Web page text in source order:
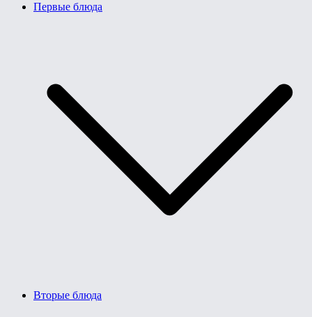
Первые блюда
Вторые блюда